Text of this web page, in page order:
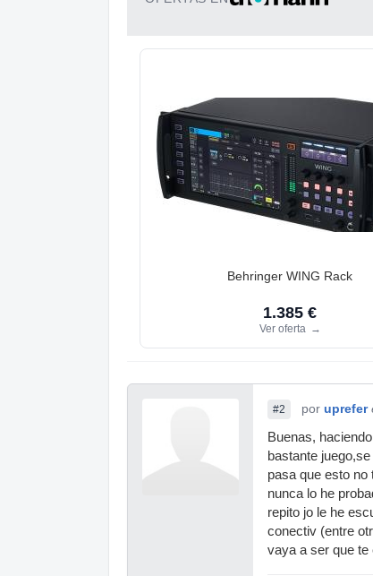
Behringer WING Rack
1.385 €
Ver oferta →
#2 por uprefer
Buenas,
bastante
pasa que esto no
nunca lo he
repito jo le he
conectiv (entre
vaya a ser que te